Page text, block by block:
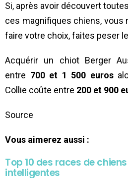
Si, après avoir découvert
ces magnifiques chiens, vous
faire votre choix, faites peser
Acquérir un chiot Berger
entre 700 et 1 500 euros
Collie coûte entre 200 et 900
Source
Vous aimerez aussi :
Top 10 des races de
intelligentes